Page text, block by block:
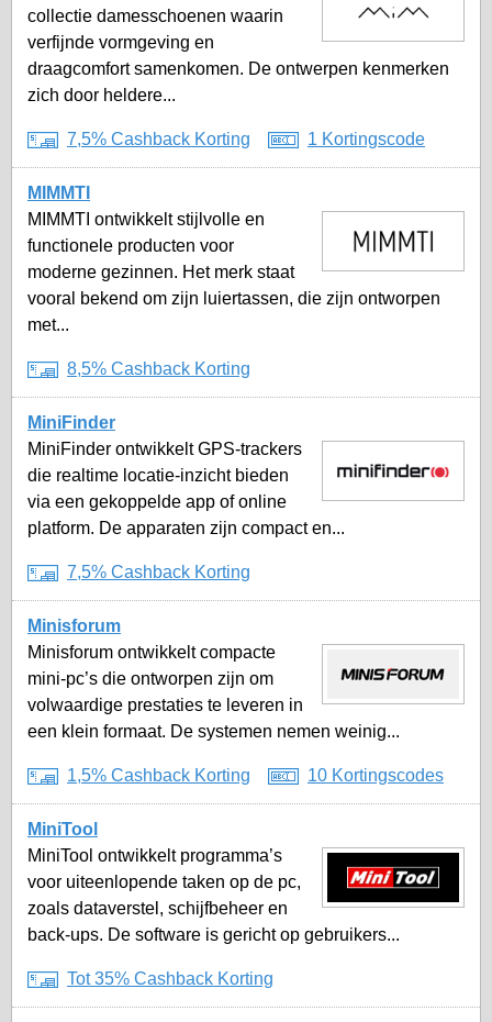
collectie damesschoenen waarin
verfijnde vormgeving en
draagcomfort samenkomen. De ontwerpen kenmerken
zich door heldere...
7,5% Cashback Korting 1 Kortingscode
MIMMTI
MIMMTI ontwikkelt stijlvolle en
functionele producten voor
moderne gezinnen. Het merk staat
vooral bekend om zijn luiertassen, die zijn ontworpen
met...
8,5% Cashback Korting
MiniFinder
MiniFinder ontwikkelt GPS-trackers
die realtime locatie-inzicht bieden
via een gekoppelde app of online
platform. De apparaten zijn compact en...
7,5% Cashback Korting
Minisforum
Minisforum ontwikkelt compacte
mini-pc’s die ontworpen zijn om
volwaardige prestaties te leveren in
een klein formaat. De systemen nemen weinig...
1,5% Cashback Korting 10 Kortingscodes
MiniTool
MiniTool ontwikkelt programma’s
voor uiteenlopende taken op de pc,
zoals dataverstel, schijfbeheer en
back-ups. De software is gericht op gebruikers...
Tot 35% Cashback Korting